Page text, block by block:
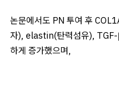
논문에서도 PN 투여 후
자), elastin(탄력섬유), TGF-
하게 증가했으며,